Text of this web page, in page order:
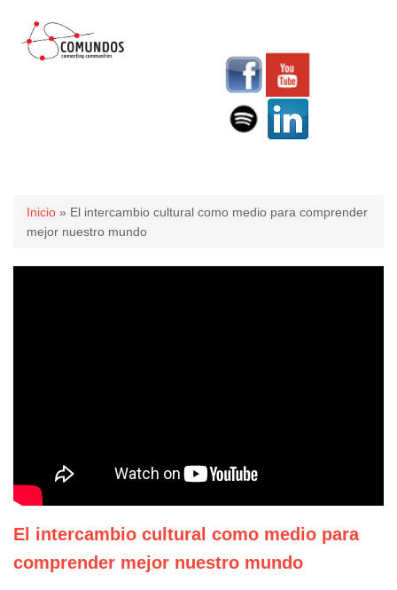
Usted está aquí
Inicio » El intercambio cultural como medio para comprender
mejor nuestro mundo
El intercambio cultural como medio para
comprender mejor nuestro mundo